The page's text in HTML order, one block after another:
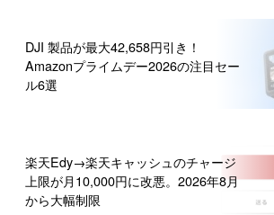
DJI 製品が最大42,658円引き！
Amazonプライムデー2026の注目セー
ル6選
楽天Edy→楽天キャッシュのチャージ
上限が月10,000円に改悪。2026年8月
から大幅制限